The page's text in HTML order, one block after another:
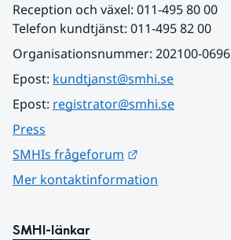
Reception och växel: 011-495 80 00
Telefon kundtjänst: 011-495 82 00
Organisationsnummer: 202100-0696
Epost: kundtjanst@smhi.se
Epost: registrator@smhi.se
Press
SMHIs frågeforum
Mer kontaktinformation
SMHI-länkar